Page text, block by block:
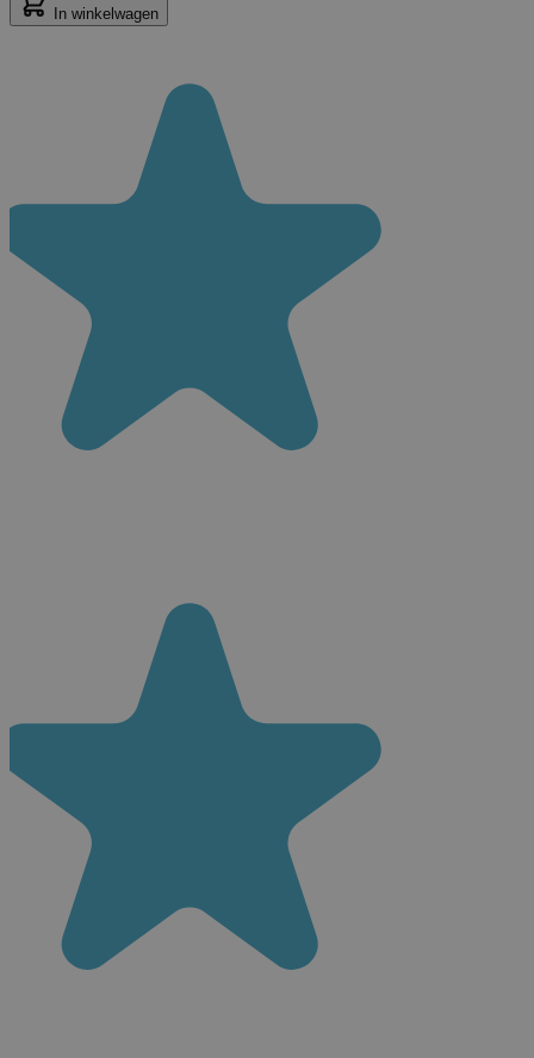
In winkelwagen